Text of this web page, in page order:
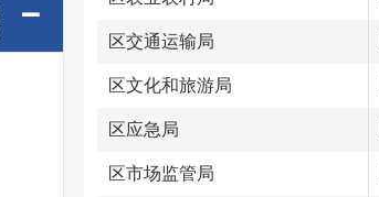
区交通运输局
区文化和旅游局
区应急局
区市场监管局